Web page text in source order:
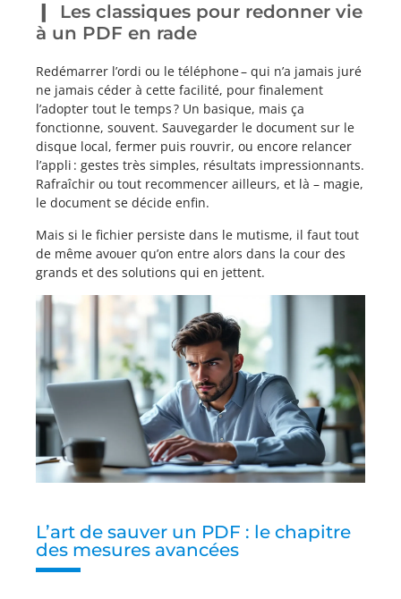
Les classiques pour redonner vie
à un PDF en rade
Redémarrer l’ordi ou le téléphone – qui n’a jamais juré
ne jamais céder à cette facilité, pour finalement
l’adopter tout le temps ? Un basique, mais ça
fonctionne, souvent. Sauvegarder le document sur le
disque local, fermer puis rouvrir, ou encore relancer
l’appli : gestes très simples, résultats impressionnants.
Rafraîchir ou tout recommencer ailleurs, et là – magie,
le document se décide enfin.
Mais si le fichier persiste dans le mutisme, il faut tout
de même avouer qu’on entre alors dans la cour des
grands et des solutions qui en jettent.
L’art de sauver un PDF : le chapitre
des mesures avancées